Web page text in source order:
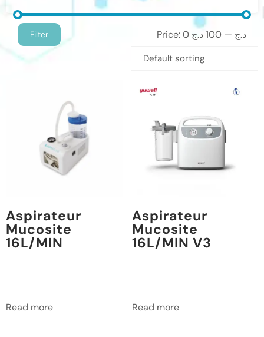
Filter Price: 0 د.ج — 100 د.ج
Aspirateur
Mucosite
16L/MIN
Read more
Aspirateur
Mucosite
16L/MIN V3
Read more